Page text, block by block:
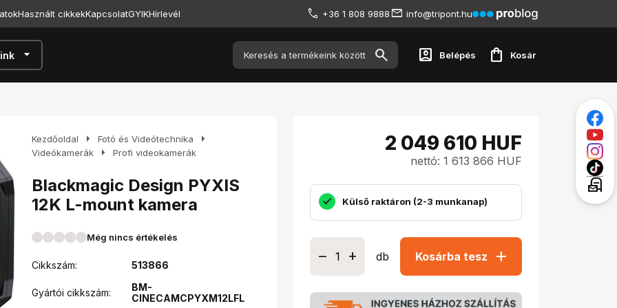
Használt cikkekKapcsolatGYIKHírlevél +36 1 808 9888 info@tripont.hu
arrow_drop_down account_box Belépés shopping_bag Kosár
Kezdőoldal arrow_right Fotó és Videótechnika arrow_right
Videókamerák arrow_right Profi videokamerák
Blackmagic Design PYXIS
12K L-mount kamera
Még nincs értékelés
Cikkszám: 513866
Gyártói cikkszám:
BM-
CINECAMCPYXM12LFL
2 049 610 HUF
nettó: 1 613 866 HUF
Külső raktáron (2-3 munkanap)
db Kosárba tesz add
local_post_office